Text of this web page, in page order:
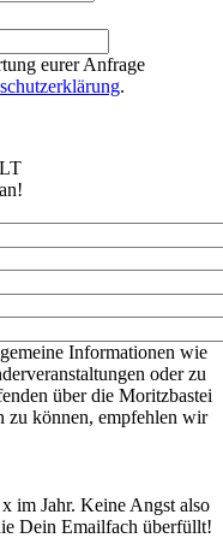
eurer Anfrage
.
Informationen wie
oder zu
über die Moritzbastei
zu können, empfehlen wir
im Jahr. Keine Angst also
Dein Emailfach überfüllt!